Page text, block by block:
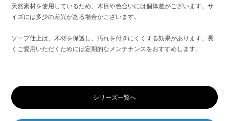
天然素材を使用しているため、木目や色合いには個体差がございます。サ
イズには多少の差異がある場合がございます。
ソープ仕上は、木材を保護し、汚れを付きにくくする効果があります。長
くご愛用いただくためには定期的なメンテナンスをおすすめします。
シリーズ一覧へ